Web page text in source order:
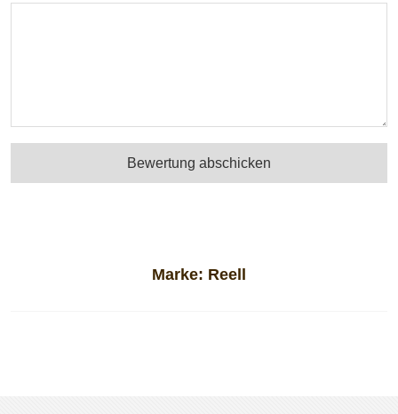
Marke: Reell
Bewertung abschicken